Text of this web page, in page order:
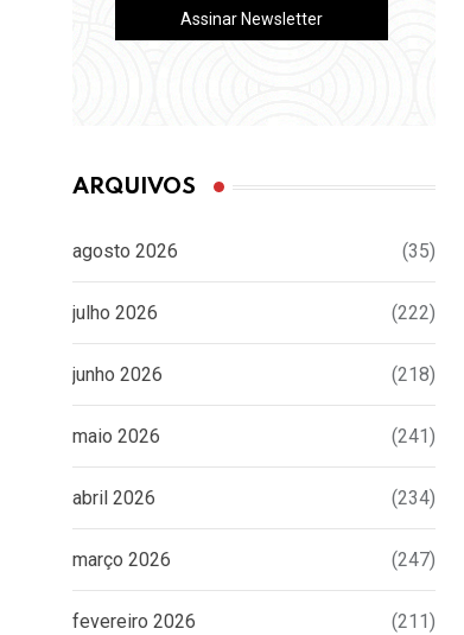
ARQUIVOS
agosto 2026 (35)
julho 2026 (222)
junho 2026 (218)
maio 2026 (241)
abril 2026 (234)
março 2026 (247)
fevereiro 2026 (211)